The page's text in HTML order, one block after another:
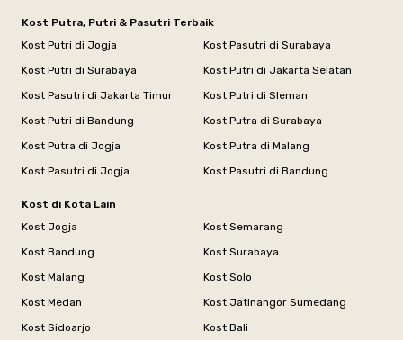
Kost Putra, Putri & Pasutri Terbaik
Kost Putri di Jogja
Kost Pasutri di Surabaya
Kost Putri di Surabaya
Kost Putri di Jakarta Selatan
Kost Pasutri di Jakarta Timur
Kost Putri di Sleman
Kost Putri di Bandung
Kost Putra di Surabaya
Kost Putra di Jogja
Kost Putra di Malang
Kost Pasutri di Jogja
Kost Pasutri di Bandung
Kost di Kota Lain
Kost Jogja
Kost Semarang
Kost Bandung
Kost Surabaya
Kost Malang
Kost Solo
Kost Medan
Kost Jatinangor Sumedang
Kost Sidoarjo
Kost Bali